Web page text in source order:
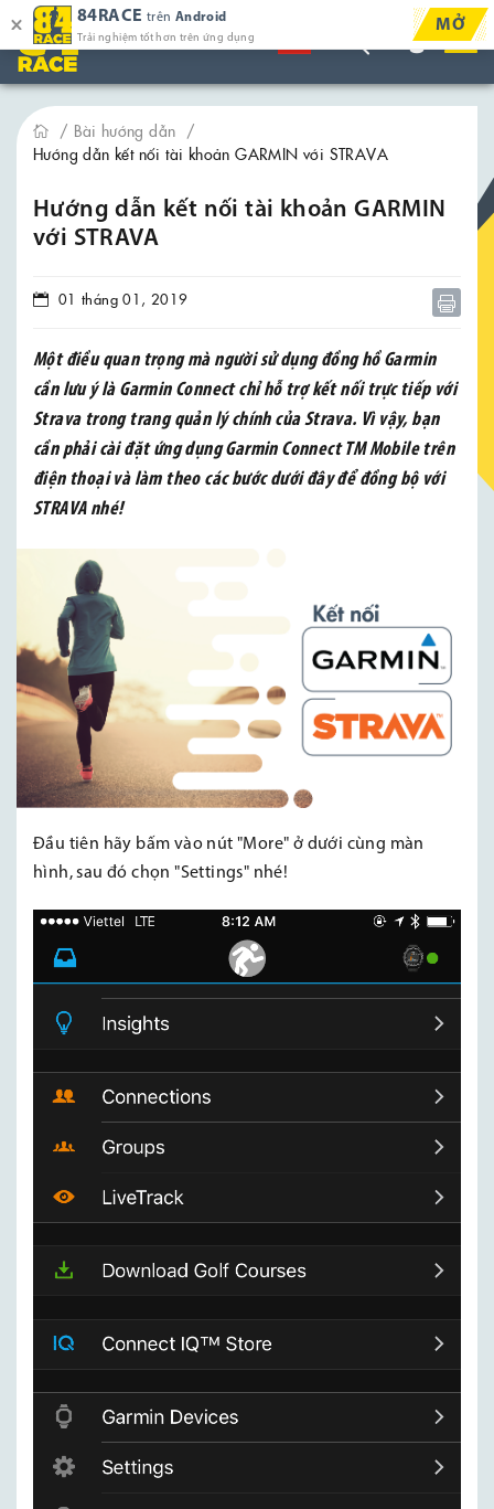
Bài hướng dẫn
Hướng dẫn kết nối tài khoản GARMIN với STRAVA
Hướng dẫn kết nối tài khoản GARMIN
với STRAVA
01 tháng 01, 2019
Một điều quan trọng mà người sử dụng đồng hồ Garmin
cần lưu ý là Garmin Connect chỉ hỗ trợ kết nối trực tiếp với
Strava trong trang quản lý chính của Strava. Vì vậy, bạn
cần phải cài đặt ứng dụng Garmin Connect TM Mobile trên
điện thoại và làm theo các bước dưới đây để đồng bộ với
STRAVA nhé!
Đầu tiên hãy bấm vào nút "More" ở dưới cùng màn
hình, sau đó chọn "Settings" nhé!
84RACE trên Android
Trải nghiệm tốt hơn trên ứng dụng
MỞ